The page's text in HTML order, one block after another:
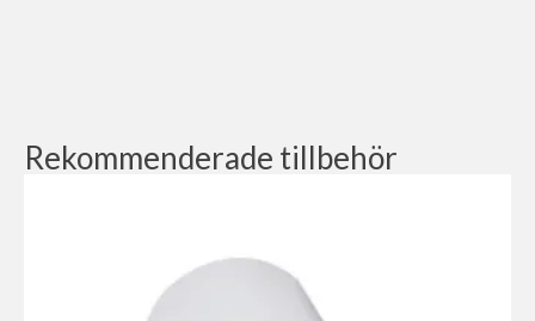
Rekommenderade tillbehör